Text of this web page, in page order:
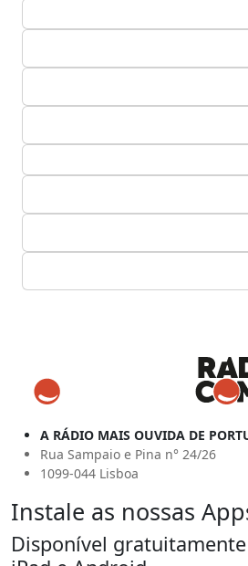
A RÁDIO MAIS OUVIDA DE
Rua Sampaio e Pina n° 24/26
1099-044 Lisboa
Instale as nossas
Disponível